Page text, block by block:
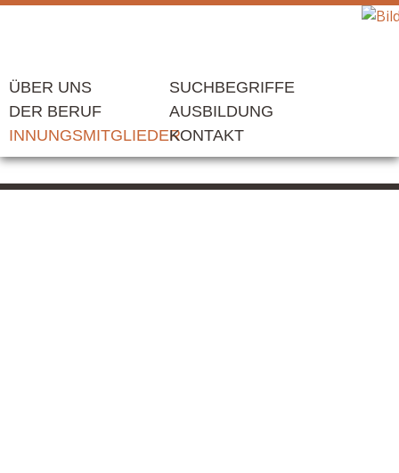
ÜBER UNS
DER BERUF
INNUNGSMITGLIEDER
SUCHBEGRIFFE
AUSBILDUNG
KONTAKT